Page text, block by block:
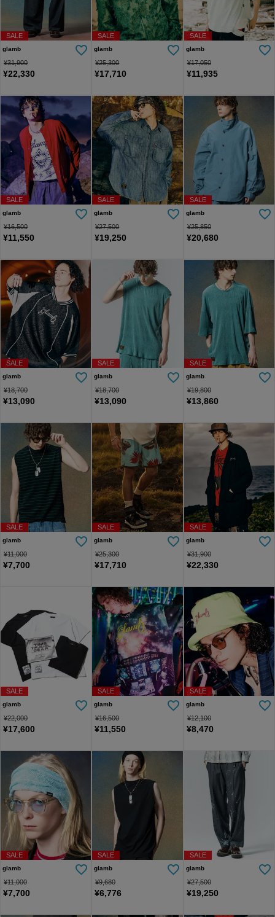
SALE
glamb
¥31,900
¥22,330
SALE
glamb
¥25,300
¥17,710
SALE
glamb
¥17,050
¥11,935
SALE
glamb
¥16,500
¥11,550
SALE
glamb
¥27,500
¥19,250
SALE
glamb
¥25,850
¥20,680
SALE
glamb
¥18,700
¥13,090
SALE
glamb
¥18,700
¥13,090
SALE
glamb
¥19,800
¥13,860
SALE
glamb
¥11,000
¥7,700
SALE
glamb
¥25,300
¥17,710
SALE
glamb
¥31,900
¥22,330
SALE
glamb
¥22,000
¥17,600
SALE
glamb
¥16,500
¥11,550
SALE
glamb
¥12,100
¥8,470
SALE
glamb
¥11,000
¥7,700
SALE
glamb
¥9,680
¥6,776
SALE
glamb
¥27,500
¥19,250